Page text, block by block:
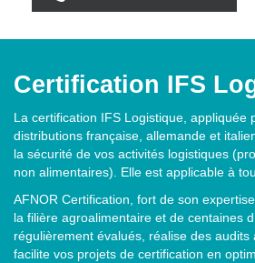
Certification IFS
La certification IFS Logistique, appliquée
distributions française, allemande et
la sécurité de vos activités logistiques
non alimentaires). Elle est applicable à
AFNOR Certification, fort de son
la filière agroalimentaire et de centaines
régulièrement évalués, réalise des
facilite vos projets de certification en